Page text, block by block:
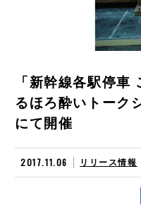
「新幹線各駅停車
るほろ酔いトーク
にて開催
2017.11.06 リリース情報